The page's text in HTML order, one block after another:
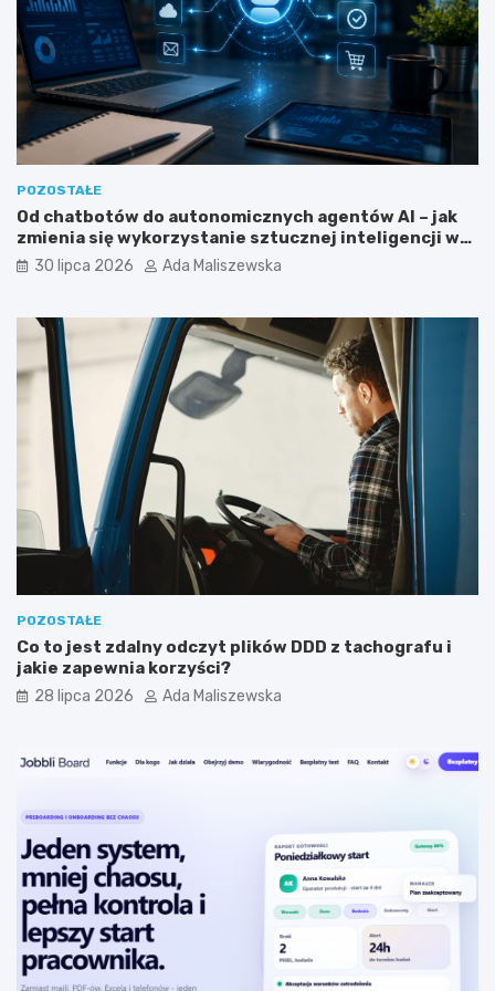
y
j
n
y
m
m
i
s
t
a
?
POZOSTAŁE
Od chatbotów do autonomicznych agentów AI – jak
zmienia się wykorzystanie sztucznej inteligencji w
biznesie?
30 lipca 2026 Ada Maliszewska
POZOSTAŁE
Co to jest zdalny odczyt plików DDD z tachografu i
jakie zapewnia korzyści?
28 lipca 2026 Ada Maliszewska